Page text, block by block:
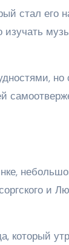
стал его
изучать
но
и
который